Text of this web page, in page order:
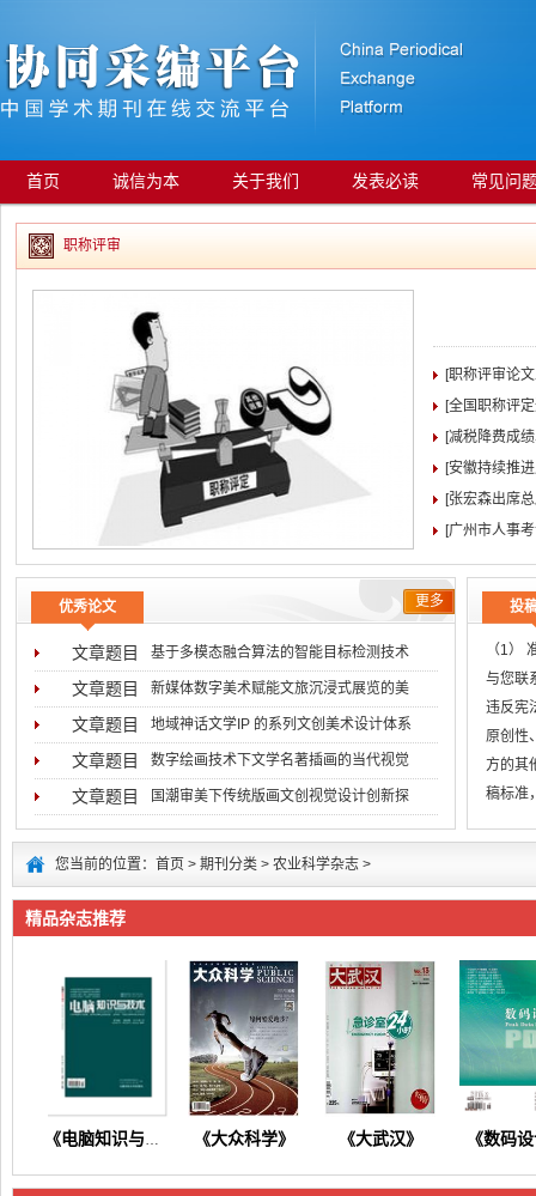
首页 诚信为本 关于我们 发表必读 常见问
职称评审
[职称评审论
[全国职称评
[减税降费成
[安徽持续推
[张宏森出席
[广州市人事
优秀论文 更多
基于多模态融合算法的智能目标检测技术
文章题目
新媒体数字美术赋能文旅沉浸式展览的美
文章题目
地域神话文学IP 的系列文创美术设计体系
文章题目
数字绘画技术下文学名著插画的当代视觉
文章题目
国潮审美下传统版画文创视觉设计创新探
文章题目
投
（1）
与您联
违反宪
原创性
方的其
稿标准
您当前的位置： 首页 > 期刊分类 > 农业科学杂志 >
精品杂志推荐
《电脑知识与技术》 《大众科学》 《大武汉》 《数码